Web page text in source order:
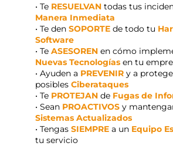
• Te RESUELVAN todas tus
Manera Inmediata
• Te den SOPORTE de todo tu
Software
• Te ASESOREN en cómo
Nuevas Tecnologías en tu
• Ayuden a PREVENIR y a
posibles Ciberataques
• Te PROTEJAN de Fugas de
• Sean PROACTIVOS y
Sistemas Actualizados
• Tengas SIEMPRE a un Equipo
tu servicio